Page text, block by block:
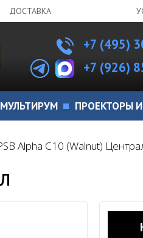
ДОСТАВКА
+7 (495)
+7 (926)
МУЛЬТИРУМ ПРОЕКТОРЫ
Alpha C10 (Walnut)